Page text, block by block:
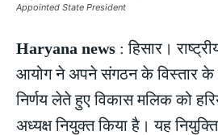
Appointed State President
Haryana news : हिसार।
आयोग ने अपने संगठन के विस्तार के
निर्णय लेते हुए विकास मलिक को
अध्यक्ष नियुक्त किया है। यह